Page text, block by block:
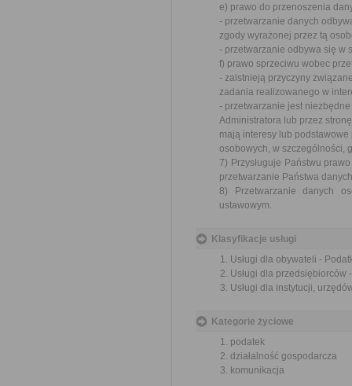
e) prawo do przenoszenia
- przetwarzanie danych
zgody wyrażonej przez tą
- przetwarzanie odbywa się w
f) prawo sprzeciwu wobec
- zaistnieją przyczyny
zadania realizowanego w
- przetwarzanie jest
Administratora lub przez
mają interesy lub
osobowych, w szczególności,
7) Przysługuje Państwu
przetwarzanie Państwa
8) Przetwarzanie danych
ustawowym.
Klasyfikacje usługi
Usługi dla obywateli -
Usługi dla przedsiębiorców
Usługi dla instytucji,
Kategorie życiowe
podatek
działalność gospodarcza
komunikacja